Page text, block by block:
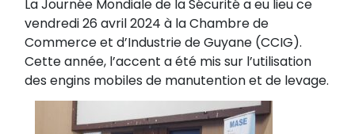
La Journée Mondiale de la Sécurité a eu lieu ce
vendredi 26 avril 2024 à la Chambre de
Commerce et d’Industrie de Guyane (CCIG).
Cette année, l’accent a été mis sur l’utilisation
des engins mobiles de manutention et de levage.